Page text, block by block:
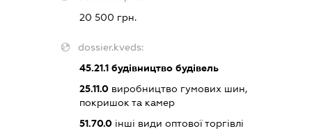
20 500 грн.
dossier.kveds:
45.21.1будівництво будівель
25.11.0виробництво гумових шин,
покришок та камер
51.70.0інші види оптової торгівлі